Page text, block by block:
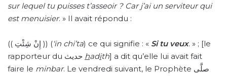
sur lequel tu puisses t’asseoir ? Car j’ai un serviteur qui
est menuisier. » Il avait répondu :
(( إِنْ شِئْتِ )) (‘in chi’ta) ce qui signifie : « Si tu veux. » ; [le
rapporteur du حديث hadith] a dit qu’elle lui avait fait
faire le minbar. Le vendredi suivant, le Prophète صلَّى